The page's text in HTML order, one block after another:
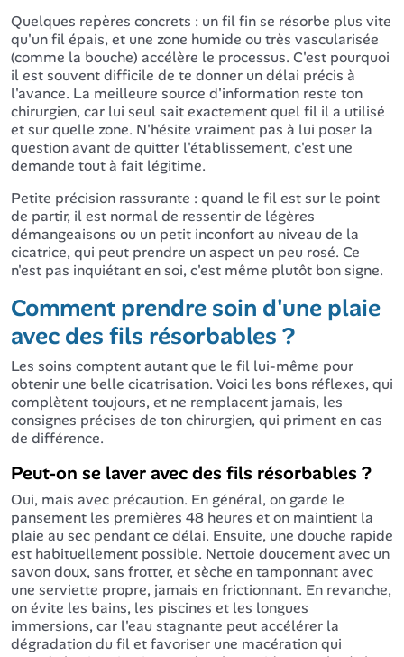
Quelques repères concrets : un fil fin se résorbe plus vite
qu'un fil épais, et une zone humide ou très vascularisée
(comme la bouche) accélère le processus. C'est pourquoi
il est souvent difficile de te donner un délai précis à
l'avance. La meilleure source d'information reste ton
chirurgien, car lui seul sait exactement quel fil il a utilisé
et sur quelle zone. N'hésite vraiment pas à lui poser la
question avant de quitter l'établissement, c'est une
demande tout à fait légitime.
Petite précision rassurante : quand le fil est sur le point
de partir, il est normal de ressentir de légères
démangeaisons ou un petit inconfort au niveau de la
cicatrice, qui peut prendre un aspect un peu rosé. Ce
n'est pas inquiétant en soi, c'est même plutôt bon signe.
Comment prendre soin d'une plaie
avec des fils résorbables ?
Les soins comptent autant que le fil lui-même pour
obtenir une belle cicatrisation. Voici les bons réflexes, qui
complètent toujours, et ne remplacent jamais, les
consignes précises de ton chirurgien, qui priment en cas
de différence.
Peut-on se laver avec des fils résorbables ?
Oui, mais avec précaution. En général, on garde le
pansement les premières 48 heures et on maintient la
plaie au sec pendant ce délai. Ensuite, une douche rapide
est habituellement possible. Nettoie doucement avec un
savon doux, sans frotter, et sèche en tamponnant avec
une serviette propre, jamais en frictionnant. En revanche,
on évite les bains, les piscines et les longues
immersions, car l'eau stagnante peut accélérer la
dégradation du fil et favoriser une macération qui